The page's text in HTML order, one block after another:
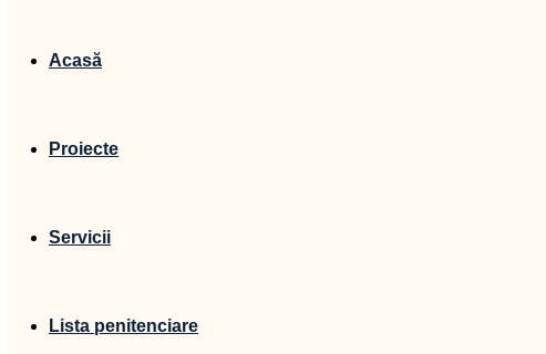
Acasă
Proiecte
Servicii
Lista penitenciare